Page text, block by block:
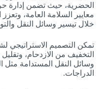
الحضرية، حيث تضمن إدارة
معايير السلامة العامة،
خلال تيسير وسائل النقل
تمكن التصميم الاستراتيجي
التخفيف من الازدحام،
وسائل النقل المستدامة مثل
الدراجات.